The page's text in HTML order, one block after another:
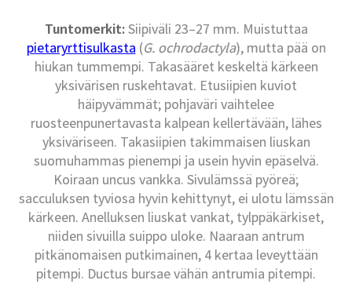
Tuntomerkit:Siipiväli 23–27 mm. Muistuttaa
pietaryrttisulkasta (G. ochrodactyla), mutta pää on
hiukan tummempi. Takasääret keskeltä kärkeen
yksivärisen ruskehtavat. Etusiipien kuviot
häipyvämmät; pohjaväri vaihtelee
ruosteenpunertavasta kalpean kellertävään, lähes
yksiväriseen. Takasiipien takimmaisen liuskan
suomuhammas pienempi ja usein hyvin epäselvä.
Koiraan uncus vankka. Sivulämssä pyöreä;
sacculuksen tyviosa hyvin kehittynyt, ei ulotu lämssän
kärkeen. Anelluksen liuskat vankat, tylppäkärkiset,
niiden sivuilla suippo uloke. Naaraan antrum
pitkänomaisen putkimainen, 4 kertaa leveyttään
pitempi. Ductus bursae vähän antrumia pitempi.